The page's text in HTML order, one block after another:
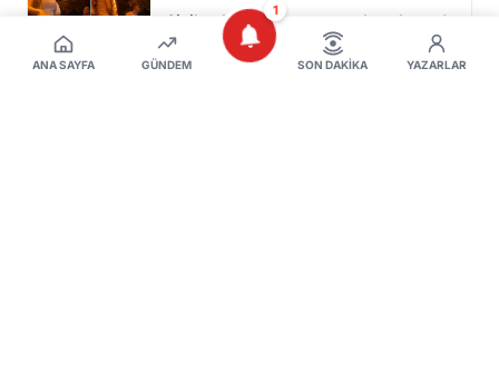
ANA SAYFA GÜNDEM
1
SON DAKIKA YAZARLAR
Sivil polis sapık sanıp yardıma koştu!
7 Ağustos 2026